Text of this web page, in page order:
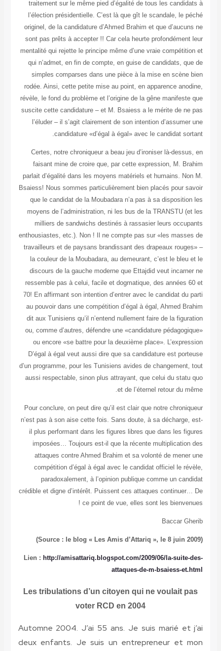
l’élection
originel, de
sont pas
mentalité
qui
simples
rodée.
révèle, le
suscite
l’éluder
Certes,
faisant
parlait
Bsaiess!
que le
moyens
milliers
travailleurs
la
discours
ressemble
70! En
au pouvoir
dit aux
ou,
ou
D’égal à
d’un
aussi
Pour
n’est pas à
il plus
crédible et
Lien :
Les
Automne
deux